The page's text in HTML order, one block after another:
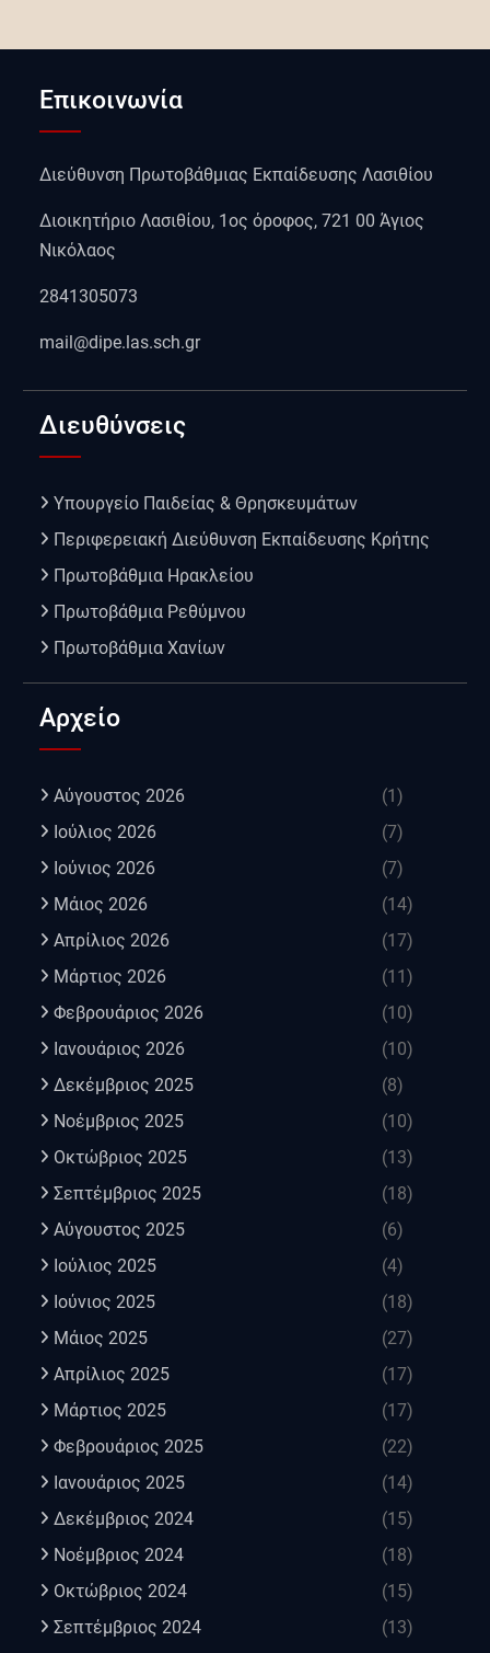
Επικοινωνία
Διεύθυνση Πρωτοβάθμιας Εκπαίδευσης Λασιθίου
Διοικητήριο Λασιθίου, 1ος όροφος, 721 00 Άγιος
Νικόλαος
2841305073
mail@dipe.las.sch.gr
Διευθύνσεις
Υπουργείο Παιδείας & Θρησκευμάτων
Περιφερειακή Διεύθυνση Εκπαίδευσης Κρήτης
Πρωτοβάθμια Ηρακλείου
Πρωτοβάθμια Ρεθύμνου
Πρωτοβάθμια Χανίων
Αρχείο
Αύγουστος 2026
(1)
Ιούλιος 2026
(7)
Ιούνιος 2026
(7)
Μάιος 2026
(14)
Απρίλιος 2026
(17)
Μάρτιος 2026
(11)
Φεβρουάριος 2026
(10)
Ιανουάριος 2026
(10)
Δεκέμβριος 2025
(8)
Νοέμβριος 2025
(10)
Οκτώβριος 2025
(13)
Σεπτέμβριος 2025
(18)
Αύγουστος 2025
(6)
Ιούλιος 2025
(4)
Ιούνιος 2025
(18)
Μάιος 2025
(27)
Απρίλιος 2025
(17)
Μάρτιος 2025
(17)
Φεβρουάριος 2025
(22)
Ιανουάριος 2025
(14)
Δεκέμβριος 2024
(15)
Νοέμβριος 2024
(18)
Οκτώβριος 2024
(15)
Σεπτέμβριος 2024
(13)